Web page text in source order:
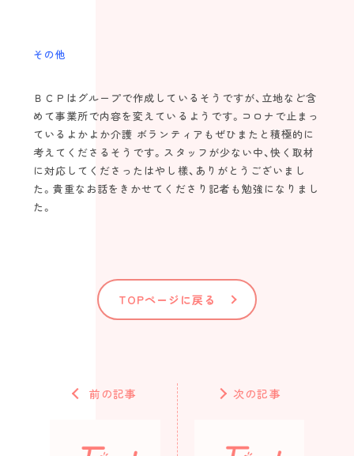
その他
ＢＣＰはグループで作成しているそうですが、立地など含
めて事業所で内容を変えているようです。コロナで止まっ
ているよかよか介護 ボランティアもぜひまたと積極的に
考えてくださるそうです。スタッフが少ない中、快く取材
に対応してくださったはやし樣、ありがとうございまし
た。貴重なお話をきかせてくださり記者も勉強になりまし
た。
TOPページに戻る
前の記事 次の記事